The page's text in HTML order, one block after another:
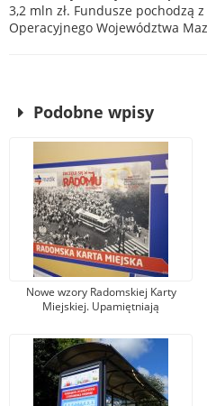
3,2 mln zł. Fundusze pochodzą
Operacyjnego Województwa
Podobne wpisy
Nowe wzory Radomskiej Karty
Miejskiej. Upamiętniają
protestu w czerwcu 1976 r.